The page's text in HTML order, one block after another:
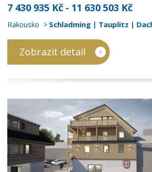
7 430 935 Kč - 11 630 503 Kč
Rakousko Schladming | Tauplitz |
Zobrazit detail